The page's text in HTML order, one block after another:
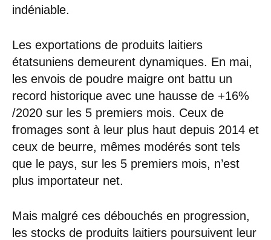
indéniable.
Les exportations de produits laitiers
étatsuniens demeurent dynamiques. En mai,
les envois de poudre maigre ont battu un
record historique avec une hausse de +16%
/2020 sur les 5 premiers mois. Ceux de
fromages sont à leur plus haut depuis 2014 et
ceux de beurre, mêmes modérés sont tels
que le pays, sur les 5 premiers mois, n’est
plus importateur net.
Mais malgré ces débouchés en progression,
les stocks de produits laitiers poursuivent leur